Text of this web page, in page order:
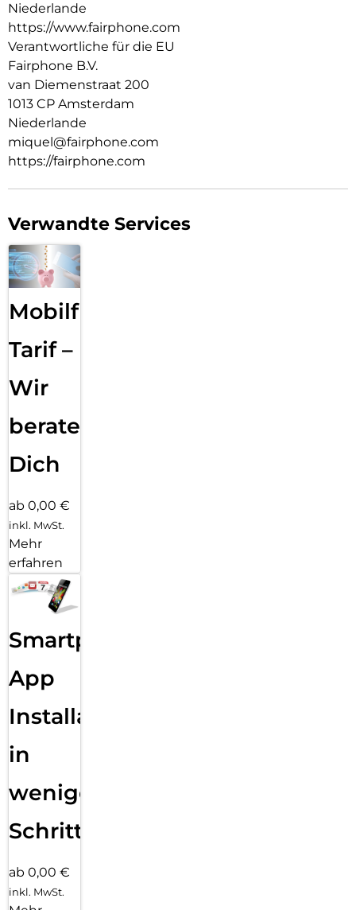
Niederlande
https://www.fairphone.com
Verantwortliche für die EU
Fairphone B.V.
van Diemenstraat 200
1013 CP Amsterdam
Niederlande
miquel@fairphone.com
https://fairphone.com
Verwandte Services
Mobilfunk
Tarif –
Wir
beraten
Dich
ab 0,00 €
inkl. MwSt.
Mehr
erfahren
Smartphone
App
Installation
in
wenigen
Schritten
ab 0,00 €
inkl. MwSt.